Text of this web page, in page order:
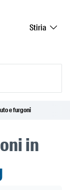
Stiria
e furgoni
in